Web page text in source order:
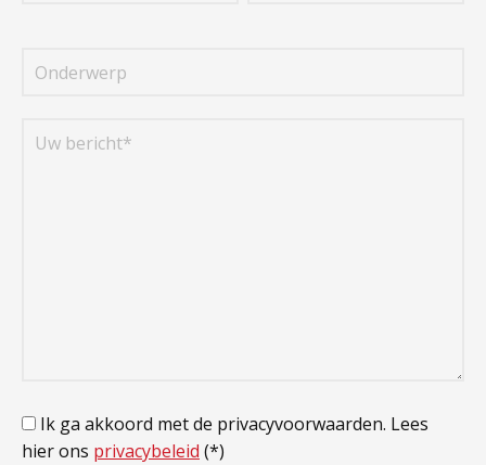
Ik ga akkoord met de privacyvoorwaarden. Lees
hier ons privacybeleid (*)